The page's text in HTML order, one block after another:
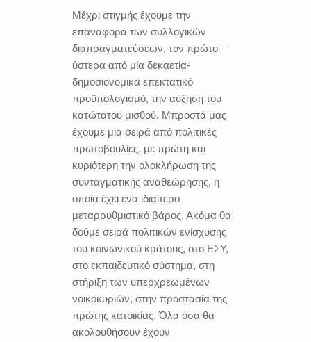
Μέχρι στιγμής έχουμε την
επαναφορά των συλλογικών
διαπραγματεύσεων, τον πρώτο –
ύστερα από μία δεκαετία-
δημοσιονομικά επεκτατικό
προϋπολογισμό, την αύξηση του
κατώτατου μισθού. Μπροστά μας
έχουμε μια σειρά από πολιτικές
πρωτοβουλίες, με πρώτη και
κυριότερη την ολοκλήρωση της
συνταγματικής αναθεώρησης, η
οποία έχει ένα ιδιαίτερο
μεταρρυθμιστικό βάρος. Ακόμα θα
δούμε σειρά πολιτικών ενίσχυσης
του κοινωνικού κράτους, στο ΕΣΥ,
στο εκπαιδευτικό σύστημα, στη
στήριξη των υπερχρεωμένων
νοικοκυριών, στην προστασία της
πρώτης κατοικίας. Όλα όσα θα
ακολουθήσουν έχουν